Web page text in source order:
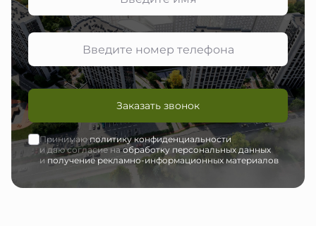
Заказать звонок
Принимаюполитику конфиденциальности
и даю согласие наобработку персональных данных
иполучение рекламно-информационных материалов